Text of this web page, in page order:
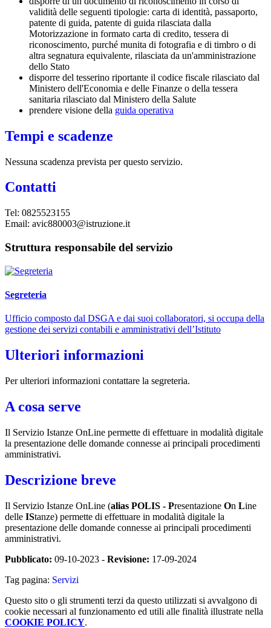
validità delle seguenti tipologie: carta di identità, passaporto,
patente di guida, patente di guida rilasciata dalla
Motorizzazione in formato carta di credito, tessera di
riconoscimento, purché munita di fotografia e di timbro o di
altra segnatura equivalente, rilasciata da un'amministrazione
dello Stato
disporre del tesserino riportante il codice fiscale rilasciato dal
Ministero dell'Economia e delle Finanze o della tessera
sanitaria rilasciato dal Ministero della Salute
prendere visione della guida operativa
Tempi e scadenze
Nessuna scadenza prevista per questo servizio.
Contatti
Tel: 0825523155
Email: avic880003@istruzione.it
Struttura responsabile del servizio
Segreteria
Ufficio composto dal DSGA e dai suoi collaboratori, si occupa della
gestione dei servizi contabili e amministrativi dell’Istituto
Ulteriori informazioni
Per ulteriori informazioni contattare la segreteria.
A cosa serve
Il Servizio Istanze OnLine permette di effettuare in modalità digitale
la presentazione delle domande connesse ai principali procedimenti
amministrativi.
Descrizione breve
Il Servizio Istanze OnLine (alias POLIS - Presentazione On Line
delle IStanze) permette di effettuare in modalità digitale la
presentazione delle domande connesse ai principali procedimenti
amministrativi.
Pubblicato: 09-10-2023 - Revisione: 17-09-2024
Tag pagina: Servizi
Questo sito o gli strumenti terzi da questo utilizzati si avvalgono di
cookie necessari al funzionamento ed utili alle finalità illustrate nella
COOKIE POLICY.